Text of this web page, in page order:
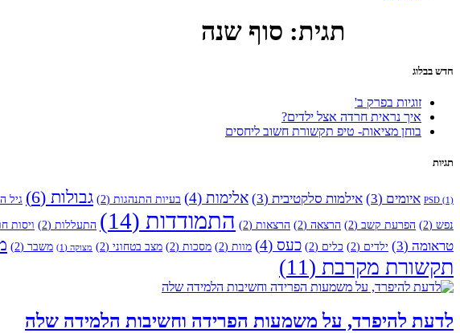
תגית: סוף שנה
חדש בבלוג
זוגיות בפרק ב'
איך נראית חרדה אצל ילדים?
בוחן מציאות- טיפ תקשורת חשוב ליחסים
תגיות
PSD (1) איומים (3) אילמות סלקטיבית (3) אלימות (4) בעיות התנהגות (2) גבולות (6) גיל
נפש (2) הפרעת קשב (2) הרצאה (2) הרצאות (2) התמודדות (14) התעללות (2) ויסות
טראומה (3) ילדים (2) כלים (2) כעס (4) מוות (2) מסכות (2) מצב בטחוני (2) מצוקה (1) משבר (2)
תקשורת מקרבת (11)
לדעת להיפרד, על משמעות הפרידה וחשיבות הלמידה שלה